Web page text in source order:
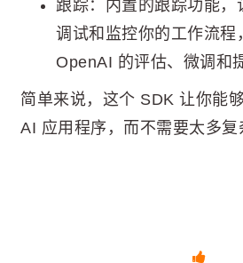
跟踪：内置的跟踪功能，
调试和监控你的工作流程
OpenAI 的评估、微调和
简单来说，这个 SDK 让你能
AI 应用程序，而不需要太多复